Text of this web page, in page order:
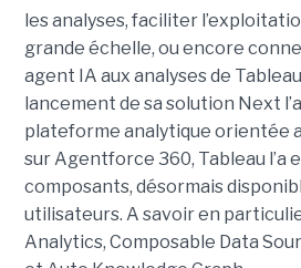
les analyses, faciliter
grande échelle, ou encore
agent IA aux analyses de
lancement de sa solution Next
plateforme analytique orientée
sur Agentforce 360, Tableau l’a
composants, désormais
utilisateurs. A savoir en
Analytics, Composable Data